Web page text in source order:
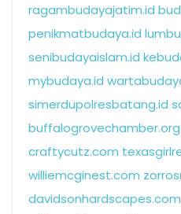
ragambudayajatim.id
penikmatbudaya.id
senibudayaislam.id
mybudaya.id
simerdupolresbatang.id
buffalogrovechamber.org
craftycutz.com
williemcginest.com
davidsonhardscapes.com